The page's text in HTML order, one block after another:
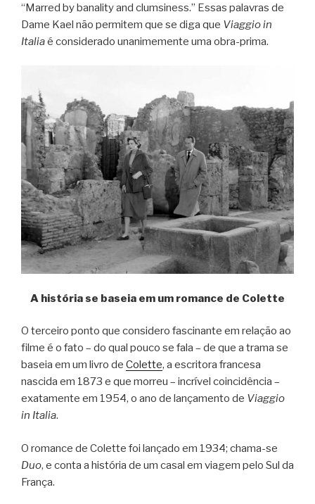
“Marred by banality and clumsiness.” Essas palavras de
Dame Kael não permitem que se diga que Viaggio in
Italiaé considerado unanimemente uma obra-prima.
A história se baseia em um romance de Colette
O terceiro ponto que considero fascinante em relação ao
filme é o fato – do qual pouco se fala – de que a trama se
baseia em um livro de Colette, a escritora francesa
nascida em 1873 e que morreu – incrível coincidência –
exatamente em 1954, o ano de lançamento de Viaggio
in Italia.
O romance de Colette foi lançado em 1934; chama-se
Duo, e conta a história de um casal em viagem pelo Sul da
França.